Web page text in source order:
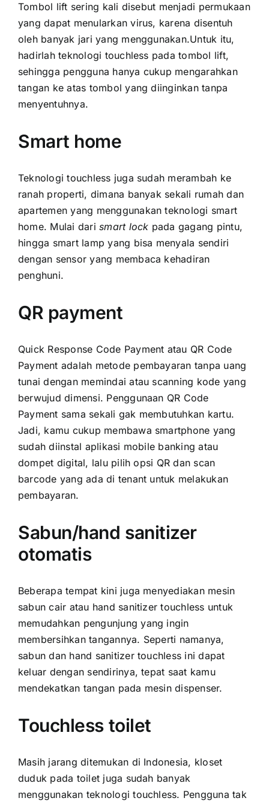
Tombol lift sering kali disebut menjadi permukaan
yang dapat menularkan virus, karena disentuh
oleh banyak jari yang menggunakan.Untuk itu,
hadirlah teknologi touchless pada tombol lift,
sehingga pengguna hanya cukup mengarahkan
tangan ke atas tombol yang diinginkan tanpa
menyentuhnya.
Smart home
Teknologi touchless juga sudah merambah ke
ranah properti, dimana banyak sekali rumah dan
apartemen yang menggunakan teknologi smart
home. Mulai darismart lock pada gagang pintu,
hingga smart lamp yang bisa menyala sendiri
dengan sensor yang membaca kehadiran
penghuni.
QR payment
Quick Response Code Payment atau QR Code
Payment adalah metode pembayaran tanpa uang
tunai dengan memindai atau scanning kode yang
berwujud dimensi. Penggunaan QR Code
Payment sama sekali gak membutuhkan kartu.
Jadi, kamu cukup membawa smartphone yang
sudah diinstal aplikasi mobile banking atau
dompet digital, lalu pilih opsi QR dan scan
barcode yang ada di tenant untuk melakukan
pembayaran.
Sabun/hand sanitizer
otomatis
Beberapa tempat kini juga menyediakan mesin
sabun cair atau hand sanitizer touchless untuk
memudahkan pengunjung yang ingin
membersihkan tangannya. Seperti namanya,
sabun dan hand sanitizer touchless ini dapat
keluar dengan sendirinya, tepat saat kamu
mendekatkan tangan pada mesin dispenser.
Touchless toilet
Masih jarang ditemukan di Indonesia, kloset
duduk pada toilet juga sudah banyak
menggunakan teknologi touchless. Pengguna tak